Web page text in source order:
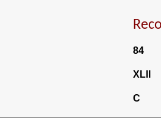
84
XLII
C